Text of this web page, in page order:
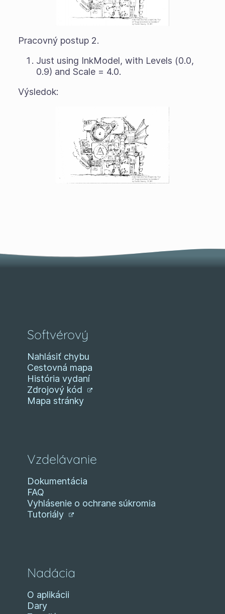
Pracovný postup 2.
Just using InkModel, with Levels (0.0,
0.9) and Scale = 4.0.
Výsledok:
Softvérový
Nahlásiť chybu
Cestovná mapa
História vydaní
Zdrojový kód
Mapa stránky
Vzdelávanie
Dokumentácia
FAQ
Vyhlásenie o ochrane súkromia
Tutoriály
Nadácia
O aplikácii
Dary